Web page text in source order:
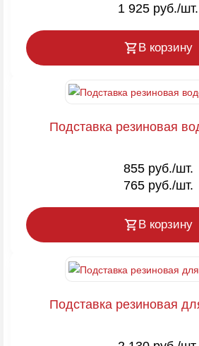
1 925 руб./шт.
В корзину
Подставка резиновая
855 руб./шт.
765 руб./шт.
В корзину
Подставка резиновая